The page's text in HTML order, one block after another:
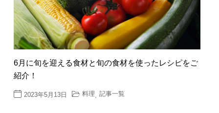
6月に旬を迎える食材と旬の食材を使ったレシピをご
紹介！
2023年5月13日 料理 記事一覧